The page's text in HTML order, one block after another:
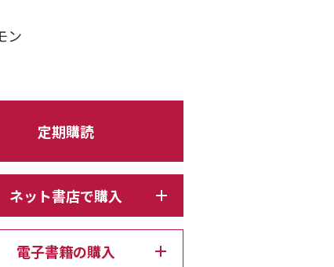
ン
定期購読
ネット書店で購入
電子書籍の購入